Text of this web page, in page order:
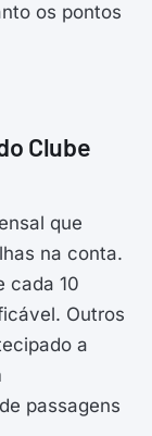
os pontos
Clube
que
na conta.
cada 10
Outros
a
passagens